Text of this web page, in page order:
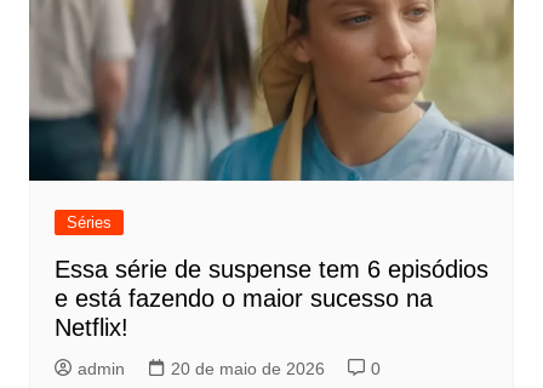
Séries
Essa série de suspense tem 6 episódios
e está fazendo o maior sucesso na
Netflix!
admin 20 de maio de 2026 0